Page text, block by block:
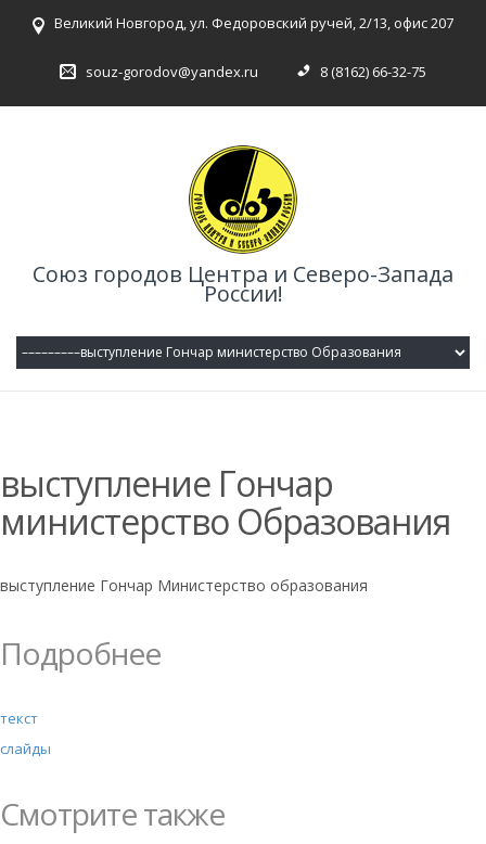
Великий Новгород, ул. Федоровский ручей, 2/13, офис 207
souz-gorodov@yandex.ru 8 (8162) 66-32-75
Союз городов Центра и Северо-Запада
России!
выступление Гончар
министерство Образования
выступление Гончар Министерство образования
Подробнее
текст
слайды
Смотрите также